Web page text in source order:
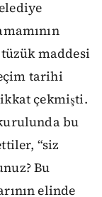
maddesi
tarihi
çekmişti.
bu
“siz
Bu
elinde